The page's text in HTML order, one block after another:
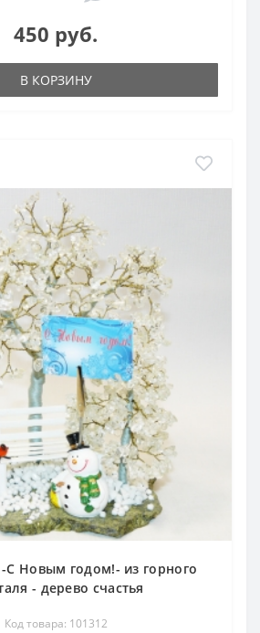
450 руб.
В КОРЗИНУ
С Новым годом!- из горного
- дерево счастья
Код товара: 101312